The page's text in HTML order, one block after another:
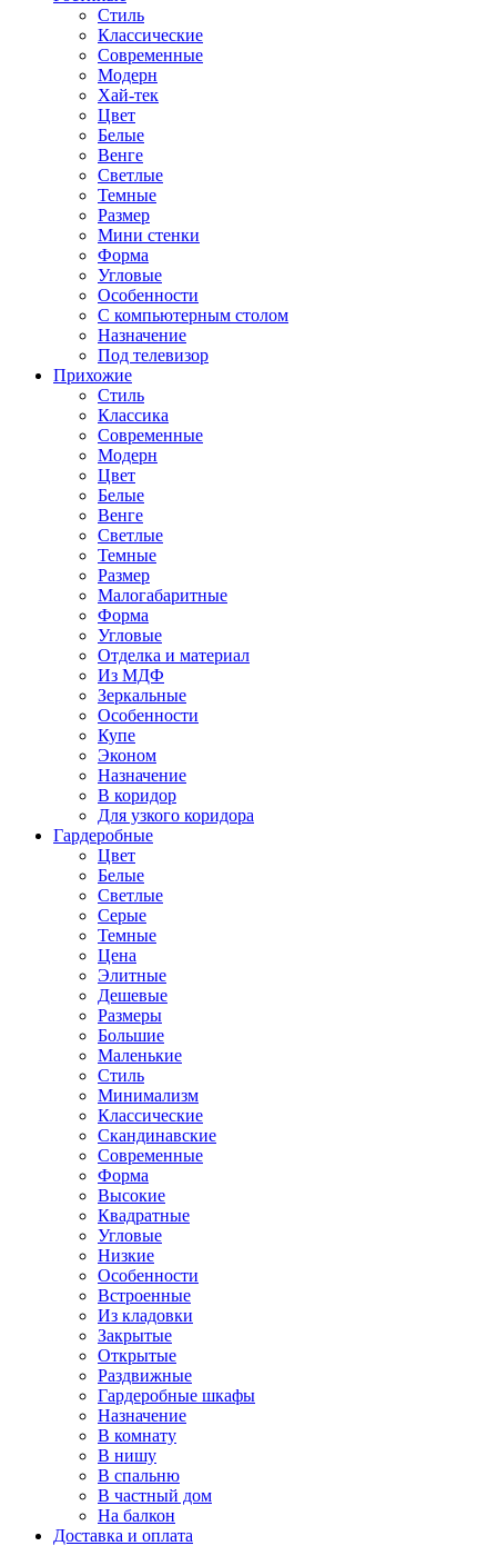
Стиль
Классические
Современные
Модерн
Хай-тек
Цвет
Белые
Венге
Светлые
Темные
Размер
Мини стенки
Форма
Угловые
Особенности
С компьютерным столом
Назначение
Под телевизор
Прихожие
Стиль
Классика
Современные
Модерн
Цвет
Белые
Венге
Светлые
Темные
Размер
Малогабаритные
Форма
Угловые
Отделка и материал
Из МДФ
Зеркальные
Особенности
Купе
Эконом
Назначение
В коридор
Для узкого коридора
Гардеробные
Цвет
Белые
Светлые
Серые
Темные
Цена
Элитные
Дешевые
Размеры
Большие
Маленькие
Стиль
Минимализм
Классические
Скандинавские
Современные
Форма
Высокие
Квадратные
Угловые
Низкие
Особенности
Встроенные
Из кладовки
Закрытые
Открытые
Раздвижные
Гардеробные шкафы
Назначение
В комнату
В нишу
В спальню
В частный дом
На балкон
Доставка и оплата